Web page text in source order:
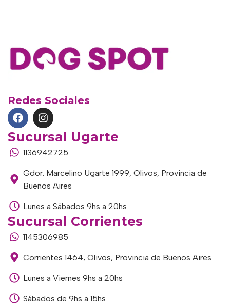
Redes Sociales
Sucursal Ugarte
1136942725
Gdor. Marcelino Ugarte 1999, Olivos, Provincia de
Buenos Aires
Lunes a Sábados 9hs a 20hs
Sucursal Corrientes
1145306985
Corrientes 1464, Olivos, Provincia de Buenos Aires
Lunes a Viernes 9hs a 20hs
Sábados de 9hs a 15hs